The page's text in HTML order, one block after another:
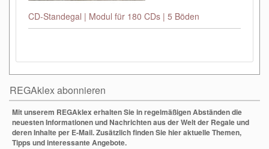
CD-Standegal | Modul für 180 CDs | 5 Böden
REGAklex abonnieren
Mit unserem REGAklex erhalten Sie in regelmäßigen Abständen die
neuesten Informationen und Nachrichten aus der Welt der Regale und
deren Inhalte per E-Mail. Zusätzlich finden Sie hier aktuelle Themen,
Tipps und interessante Angebote.